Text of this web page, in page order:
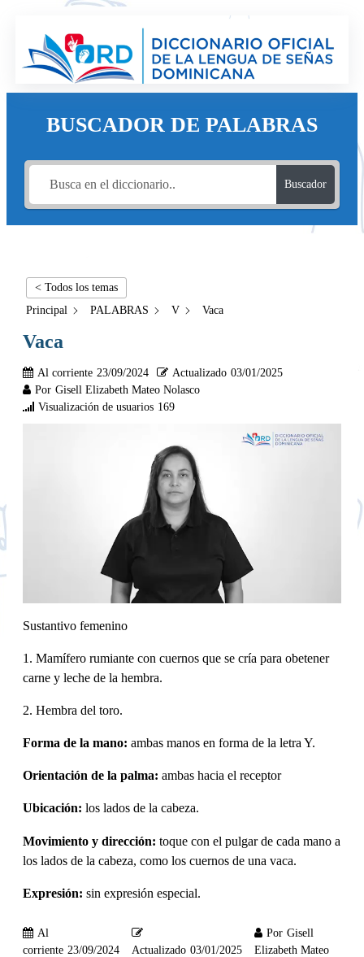
BUSCADOR DE PALABRAS
Buscador
< Todos los temas
Principal
PALABRAS V Vaca
Vaca
Al corriente 23/09/2024 Actualizado 03/01/2025
Por Gisell Elizabeth Mateo Nolasco
Visualización de usuarios 169
Sustantivo femenino
1. Mamífero rumiante con cuernos que se cría para obetener
carne y leche de la hembra.
2. Hembra del toro.
Forma de la mano: ambas manos en forma de la letra Y.
Orientación de la palma: ambas hacia el receptor
Ubicación: los lados de la cabeza.
Movimiento y dirección: toque con el pulgar de cada mano a
los lados de la cabeza, como los cuernos de una vaca.
Expresión: sin expresión especial.
Al
corriente 23/09/2024 Actualizado 03/01/2025
Por Gisell
Elizabeth Mateo